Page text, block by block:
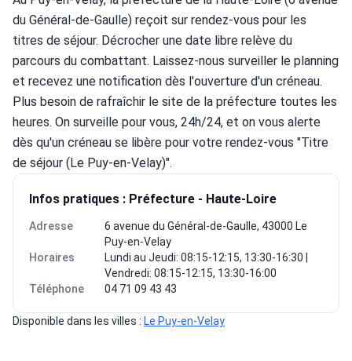
du Général-de-Gaulle) reçoit sur rendez-vous pour les
titres de séjour. Décrocher une date libre relève du
parcours du combattant. Laissez-nous surveiller le planning
et recevez une notification dès l'ouverture d'un créneau.
Plus besoin de rafraîchir le site de la préfecture toutes les
heures. On surveille pour vous, 24h/24, et on vous alerte
dès qu'un créneau se libère pour votre rendez-vous "Titre
de séjour (Le Puy-en-Velay)".
Infos pratiques : Préfecture - Haute-Loire
Adresse
6 avenue du Général-de-Gaulle, 43000 Le
Puy-en-Velay
Horaires
Lundi au Jeudi: 08:15-12:15, 13:30-16:30 |
Vendredi: 08:15-12:15, 13:30-16:00
Téléphone
04 71 09 43 43
Disponible dans les villes : Le Puy-en-Velay